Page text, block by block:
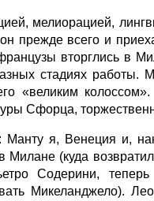
мелиорацией,
прежде всего и
вторглись в
стадиях
«великим
Сфорца,
Манту я, Вене­ция и,
в Милане (куда
Содерини,
Микеланджело).